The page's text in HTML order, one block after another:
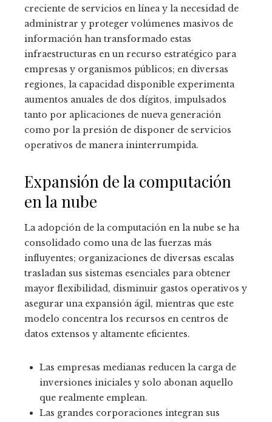
creciente de servicios en línea y la necesidad de
administrar y proteger volúmenes masivos de
información han transformado estas
infraestructuras en un recurso estratégico para
empresas y organismos públicos; en diversas
regiones, la capacidad disponible experimenta
aumentos anuales de dos dígitos, impulsados
tanto por aplicaciones de nueva generación
como por la presión de disponer de servicios
operativos de manera ininterrumpida.
Expansión de la computación
en la nube
La adopción de la computación en la nube se ha
consolidado como una de las fuerzas más
influyentes; organizaciones de diversas escalas
trasladan sus sistemas esenciales para obtener
mayor flexibilidad, disminuir gastos operativos y
asegurar una expansión ágil, mientras que este
modelo concentra los recursos en centros de
datos extensos y altamente eficientes.
Las empresas medianas reducen la carga de
inversiones iniciales y solo abonan aquello
que realmente emplean.
Las grandes corporaciones integran sus